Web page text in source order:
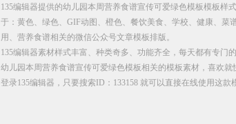
135编辑器提供的幼儿园本周营养食谱宣传可爱绿色模板模板样
于：黄色、绿色、GIF动图、橙色、餐饮美食、学校、健康、菜
用、营养食谱相关的微信公众号文章模板排版。
135编辑器素材样式丰富、种类奇多、功能齐全，每天都有专门
幼儿园本周营养食谱宣传可爱绿色模板相关的模板素材，喜欢就
登录135编辑器，只要搜索ID：133158 就可以直接在线使用这款